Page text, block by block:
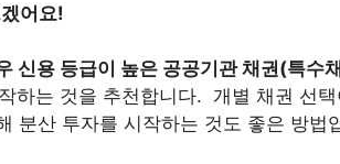
어요!
신용 등급이 높은 공공기관 채권(특
하는 것을 추천합니다. 개별 채권 선
분산 투자를 시작하는 것도 좋은 방법